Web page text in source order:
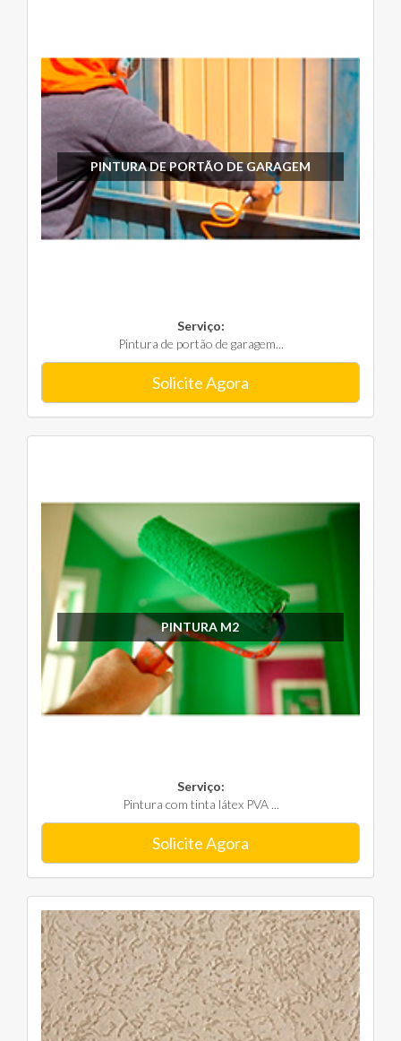
PINTURA DE PORTÃO DE GARAGEM
Serviço:
Pintura de portão de garagem...
Solicite Agora
PINTURA M2
Serviço:
Pintura com tinta látex PVA ...
Solicite Agora